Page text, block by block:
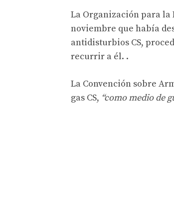
La Organización para la
noviembre que había
antidisturbios CS,
recurrir a él. .
La Convención sobre
gas CS, “como medio de